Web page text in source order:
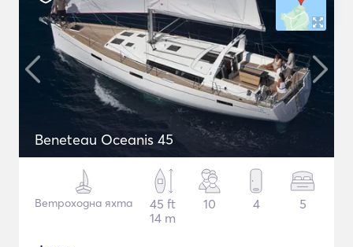
Beneteau Oceanis 45
Ветроходна яхта
45 ft
14 m
10 4 5